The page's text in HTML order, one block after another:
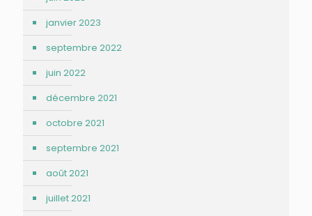
janvier 2023
septembre 2022
juin 2022
décembre 2021
octobre 2021
septembre 2021
août 2021
juillet 2021